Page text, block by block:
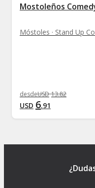
Mostoleños
Móstoles · Stand Up
desdeUSD 13.82
USD 6.91